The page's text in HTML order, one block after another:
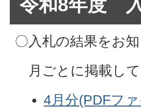
令和8年度
〇入札の結果をお
月ごとに掲載し
4月分(PDFフ